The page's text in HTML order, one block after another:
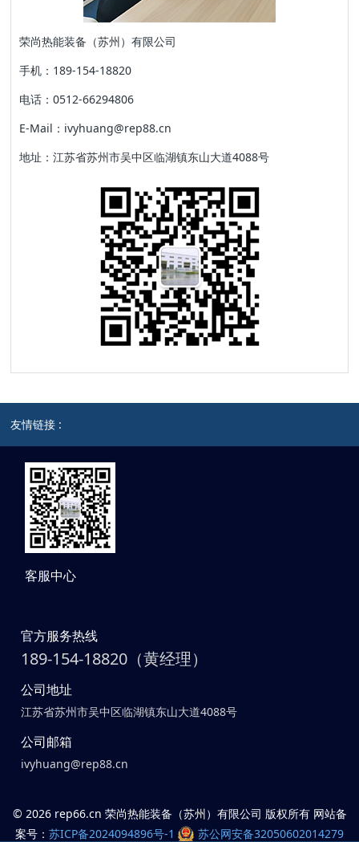
荣尚热能装备（苏州）有限公司
手机：189-154-18820
电话：0512-66294806
E-Mail：ivyhuang@rep88.cn
地址：江苏省苏州市吴中区临湖镇东山大道4088号
友情链接 :
客服中心
官方服务热线
189-154-18820（黄经理）
公司地址
江苏省苏州市吴中区临湖镇东山大道4088号
公司邮箱
ivyhuang@rep88.cn
© 2026 rep66.cn 荣尚热能装备（苏州）有限公司 版权所有 网站备
案号： 苏ICP备2024094896号-1 苏公网安备32050602014279